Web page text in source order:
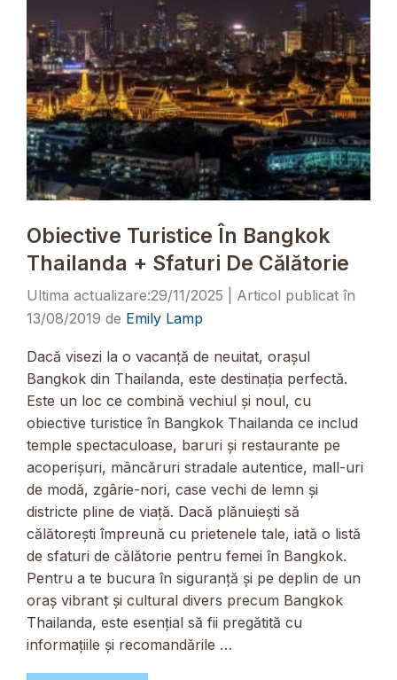
Obiective Turistice În Bangkok
Thailanda + Sfaturi De Călătorie
29/11/2025
13/08/2019 de Emily Lamp
Dacă visezi la o vacanță de neuitat, orașul
Bangkok din Thailanda, este destinația perfectă.
Este un loc ce combină vechiul și noul, cu
obiective turistice în Bangkok Thailanda ce includ
temple spectaculoase, baruri și restaurante pe
acoperișuri, mâncăruri stradale autentice, mall-uri
de modă, zgârie-nori, case vechi de lemn și
districte pline de viață. Dacă plănuiești să
călătorești împreună cu prietenele tale, iată o listă
de sfaturi de călătorie pentru femei în Bangkok.
Pentru a te bucura în siguranță și pe deplin de un
oraș vibrant și cultural divers precum Bangkok
Thailanda, este esențial să fii pregătită cu
informațiile și recomandările …